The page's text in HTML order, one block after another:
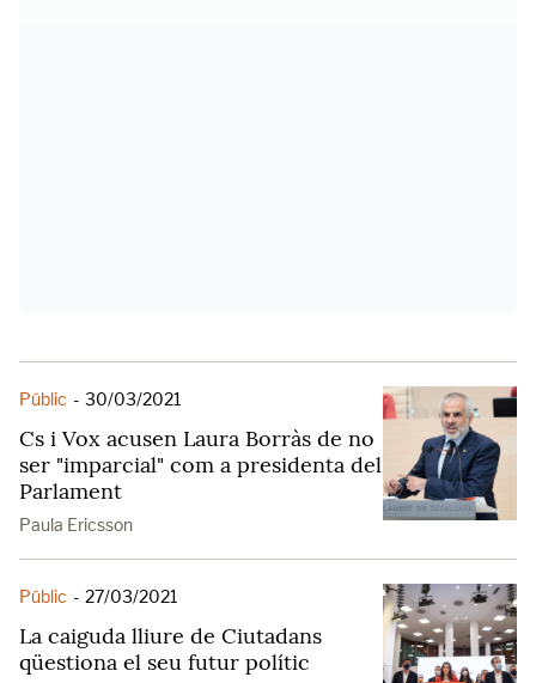
Públic - 30/03/2021
Cs i Vox acusen Laura Borràs de no
ser "imparcial" com a presidenta del
Parlament
Paula Ericsson
Públic - 27/03/2021
La caiguda lliure de Ciutadans
qüestiona el seu futur polític